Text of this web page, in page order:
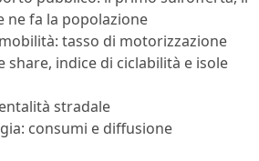
ne fa la popolazione
tasso di motorizzazione
share, indice di ciclabilità e isole
stradale
consumi e diffusione